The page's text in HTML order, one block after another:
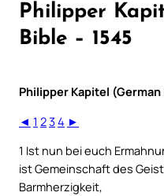
Philipper
Bible – 1545
Philipper Kapitel
◄ 1 234 ►
1 Ist nun bei euch
ist Gemeinschaft des
Barmherzigkeit,